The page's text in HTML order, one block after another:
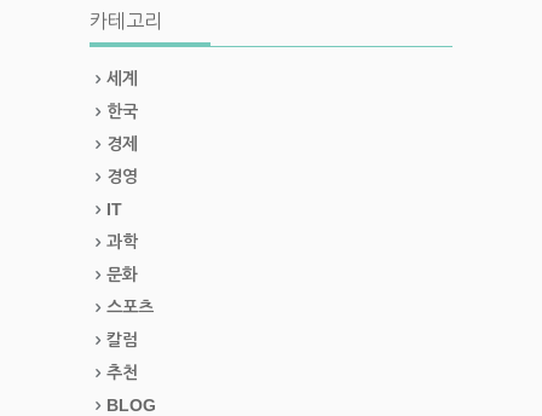
카테고리
세계
한국
경제
경영
IT
과학
문화
스포츠
칼럼
추천
BLOG